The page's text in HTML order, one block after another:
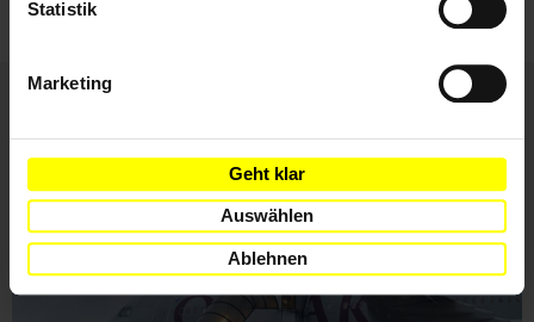
Statistik
Marketing
Geht klar
Auswählen
Ablehnen
Weitere Artikel